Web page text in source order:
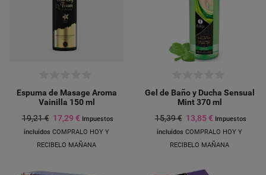
Espuma de Masage Aroma
Vainilla 150 ml
19,21 € 17,29 € Impuestos
incluidos COMPRALO HOY Y
RECIBELO MAÑANA
Gel de Baño y Ducha Sensual
Mint 370 ml
15,39 € 13,85 € Impuestos
incluidos COMPRALO HOY Y
RECIBELO MAÑANA